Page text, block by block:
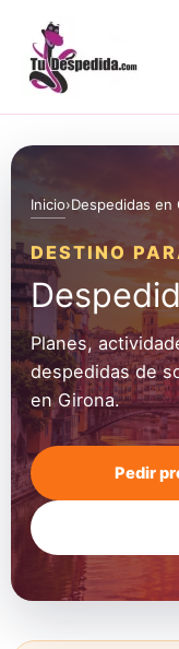
contenido
Inicio›Despedidas en
DESTINO
Planes,
despedidas de
en Girona.
Pedir